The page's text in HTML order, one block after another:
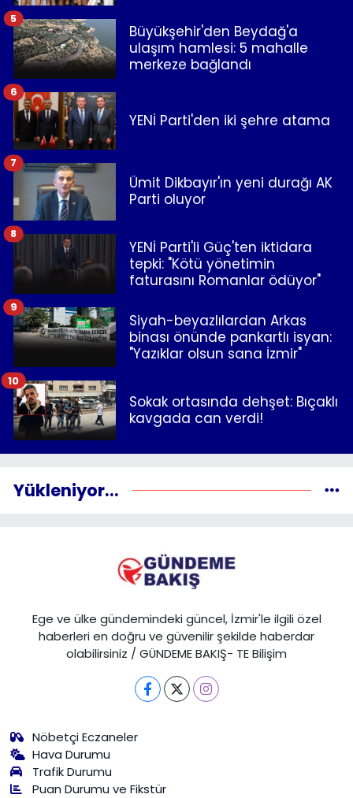
Büyükşehir'den Beydağ'a
ulaşım hamlesi: 5 mahalle
merkeze bağlandı
5
YENİ Parti'den iki şehre atama
6
Ümit Dikbayır'ın yeni durağı AK
Parti oluyor
7
YENİ Parti'li Güç'ten iktidara
tepki: "Kötü yönetimin
faturasını Romanlar ödüyor"
8
Siyah-beyazlılardan Arkas
binası önünde pankartlı isyan:
"Yazıklar olsun sana İzmir"
9
Sokak ortasında dehşet: Bıçaklı
kavgada can verdi!
10
Yükleniyor...
Ege ve ülke gündemindeki güncel, İzmir'le ilgili özel
haberleri en doğru ve güvenilir şekilde haberdar
olabilirsiniz / GÜNDEME BAKIŞ- TE Bilişim
Nöbetçi Eczaneler
Hava Durumu
Trafik Durumu
Puan Durumu ve Fikstür